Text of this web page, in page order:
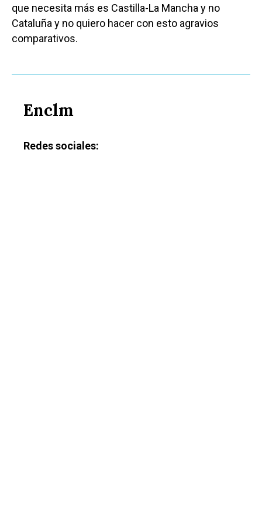
que necesita más es Castilla-La Mancha y no
Cataluña y no quiero hacer con esto agravios
comparativos.
Enclm
Redes sociales: